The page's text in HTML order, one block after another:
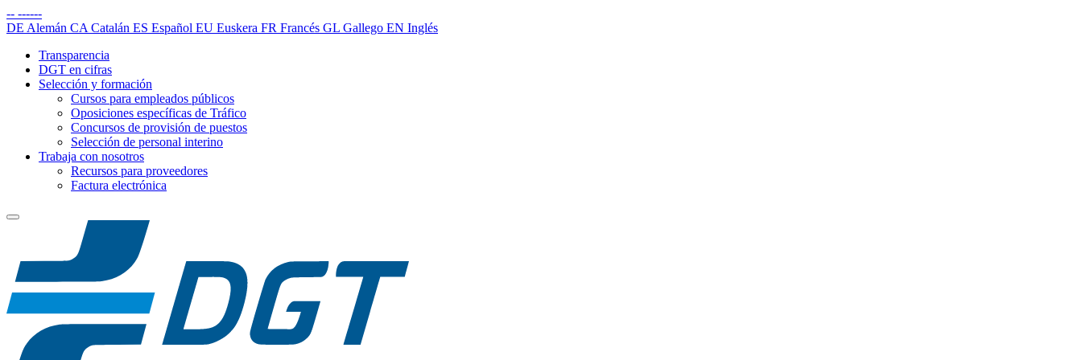
-- ------
DE Alemán CA Catalán ES Español EU Euskera FR Francés GL Gallego EN Inglés
Transparencia
DGT en cifras
Selección y formación
Cursos para empleados públicos
Oposiciones específicas de Tráfico
Concursos de provisión de puestos
Selección de personal interino
Trabaja con nosotros
Recursos para proveedores
Factura electrónica